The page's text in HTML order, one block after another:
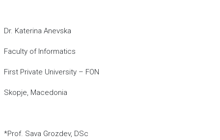
Dr. Katerina Anevska
Faculty of Informatics
First Private University – FON
Skopje, Macedonia
*Prof. Sava Grozdev, DSc